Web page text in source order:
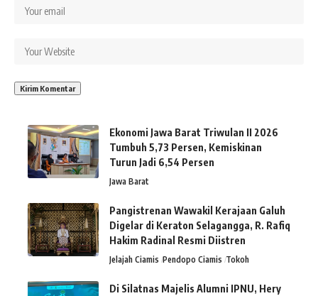
Ekonomi Jawa Barat Triwulan II 2026
Tumbuh 5,73 Persen, Kemiskinan
Turun Jadi 6,54 Persen
Jawa Barat
Pangistrenan Wawakil Kerajaan Galuh
Digelar di Keraton Selagangga, R. Rafiq
Hakim Radinal Resmi Diistren
Jelajah Ciamis Pendopo Ciamis Tokoh
Di Silatnas Majelis Alumni IPNU, Hery